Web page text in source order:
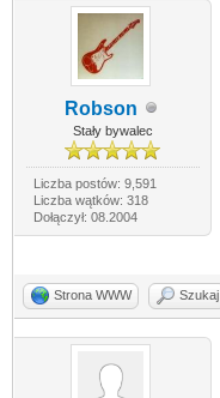
Robson
Stały bywalec
Liczba postów: 9,591
Liczba wątków: 318
Dołączył: 08.2004
Strona WWW Szukaj